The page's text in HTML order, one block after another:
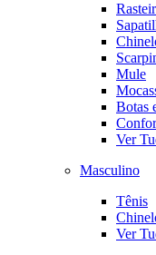
Mule
Botas
Ver
Masculino
Tênis
Ver